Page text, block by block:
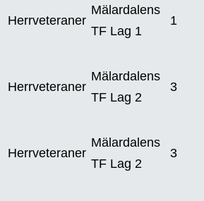
Herrveteraner
Mälardalens
TF Lag 1
1
Herrveteraner
Mälardalens
TF Lag 2
3
Herrveteraner
Mälardalens
TF Lag 2
3